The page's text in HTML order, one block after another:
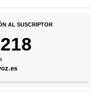
AL SUSCRIPTOR